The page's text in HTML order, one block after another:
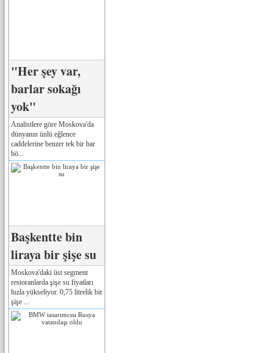
"Her şey var,
barlar sokağı
yok"
Analistlere göre Moskova'da
dünyanın ünlü eğlence
caddelerine benzer tek bir bar
bö...
Başkentte bin
liraya bir şişe su
Moskova'daki üst segment
restoranlarda şişe su fiyatları
hızla yükseliyor. 0,75 litrelik bir
şişe ...